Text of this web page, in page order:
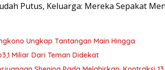
Putus, Keluarga: Mereka Sepakat
Ungkap Tantangan Main Hingga
Miliar Dari Teman Didekat